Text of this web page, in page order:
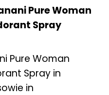
Pure Woman
Spray
Pure Woman
Spray in
in